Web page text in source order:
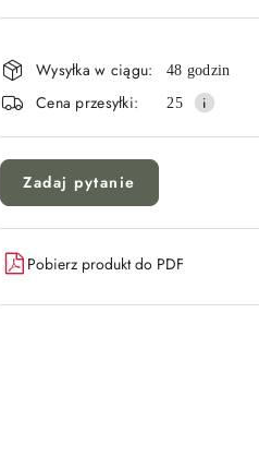
i
dostawa
Wysyłka w ciągu: 48 godzin
Cena przesyłki: 25
Zadaj pytanie
Pobierz produkt do PDF